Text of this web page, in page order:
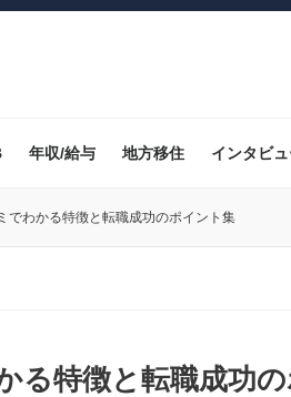
年収/給与 地方移住 インタビ
でわかる特徴と転職成功のポイント集
る特徴と転職成功の